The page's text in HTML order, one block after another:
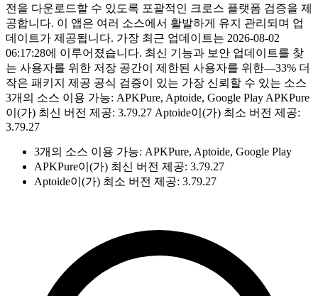
전을 다운로드할 수 있도록 포괄적인 크로스 플랫폼 검증을 제
공합니다. 이 앱은 여러 소스에서 활발하게 유지 관리되며 업
데이트가 제공됩니다. 가장 최근 업데이트는 2026-08-02
06:17:28에 이루어졌습니다. 최신 기능과 보안 업데이트를 찾
는 사용자를 위한 저장 공간이 제한된 사용자를 위한—33% 더
작은 패키지 제공 공식 검증이 있는 가장 신뢰할 수 있는 소스
3개의 소스 이용 가능: APKPure, Aptoide, Google Play APKPure
이(가) 최신 버전 제공: 3.79.27 Aptoide이(가) 최소 버전 제공:
3.79.27
3개의 소스 이용 가능: APKPure, Aptoide, Google Play
APKPure이(가) 최신 버전 제공: 3.79.27
Aptoide이(가) 최소 버전 제공: 3.79.27